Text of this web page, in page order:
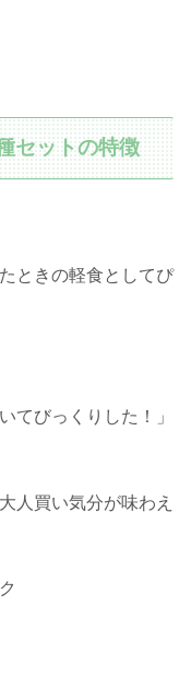
セットの特徴
ときの軽食としてぴ
てびっくりした！」
人買い気分が味わえ